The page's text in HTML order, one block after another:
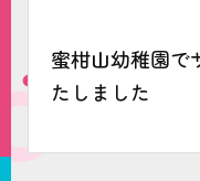
蜜柑山幼稚園で
たしました